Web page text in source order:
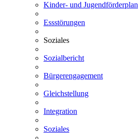
Kinder- und Jugendförderplan
Essstörungen
Soziales
Sozialbericht
Bürgerengagement
Gleichstellung
Integration
Soziales